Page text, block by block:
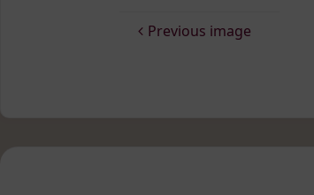
Previous image